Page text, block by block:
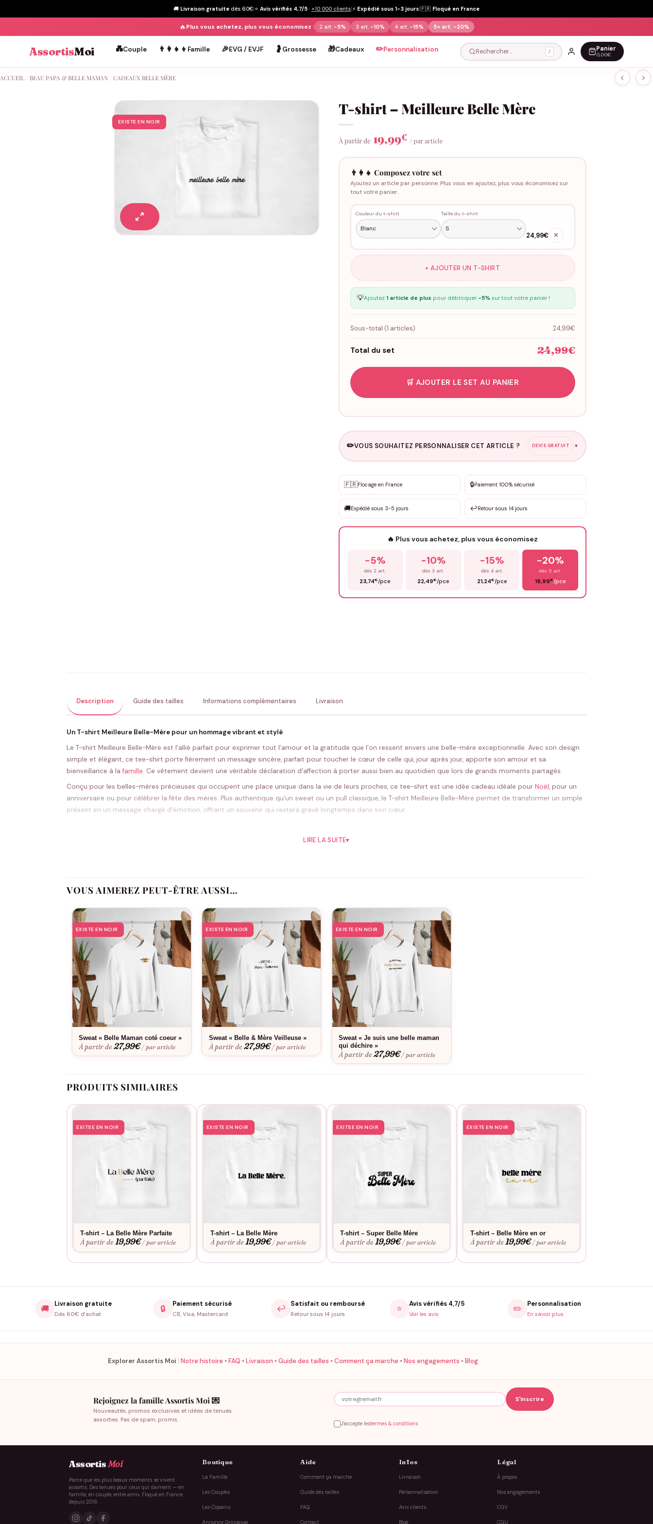
🚚 Livraison gratuite dès 60€|⭐ Avis vérifiés 4,7/5 · +10 000 clients|⚡ Expédié sous 1-3 jours|🇫🇷 Floqué en France
🔥Plus vous achetez, plus vous économisez : 2 art. -5% 3 art. -10% 4 art. -15% 5+ art. -20%
AssortisMoi 💑Couple 👨‍👩‍👧‍👦 Famille 🎉EVG / EVJF 🤰 Grossesse 🎁Cadeaux ✏️Personnalisation Rechercher… / Panier
0,00€
ACCUEIL BEAU PAPA & BELLE MAMAN CADEAUX BELLE MÈRE
EXISTE EN NOIR
T-shirt – Meilleure Belle Mère
À partir de 19,99€ / par article
👨‍👩‍👧 Composez votre set
Ajoutez un article par personne. Plus vous en ajoutez, plus vous économisez sur
tout votre panier.
Couleur du t-shirt Taille du t-shirt
24,99€ ✕
+ AJOUTER UN T-SHIRT
💡Ajoutez 1 article de plus pour débloquer -5%sur tout votre panier !
Sous-total (1 articles) 24,99€
Total du set 24,99€
🛒 AJOUTER LE SET AU PANIER
✏️VOUS SOUHAITEZ PERSONNALISER CET ARTICLE ? DEVIS GRATUIT ▼
✨ Personnalisation sur mesure
DEVIS GRATUIT · Personnalisation de 3 à 10€ selon la demande
Que souhaitez-vous ?
🇫🇷Flocage en France 🔒Paiement 100% sécurisé
🚚Expédié sous 3-5 jours ↩️Retour sous 14 jours
🔥 Plus vous achetez, plus vous économisez
-5%
dès 2 art.
23,74€/pce
-10%
dès 3 art.
22,49€/pce
-15%
dès 4 art.
21,24€/pce
-20%
dès 5 art.
19,99€/pce
Description Guide des tailles Informations complémentaires Livraison
Un T-shirt Meilleure Belle-Mère pour un hommage vibrant et stylé
Le T-shirt Meilleure Belle-Mère est l’allié parfait pour exprimer tout l’amour et la gratitude que l’on ressent envers une belle-mère exceptionnelle. Avec son design
simple et élégant, ce tee-shirt porte fièrement un message sincère, parfait pour toucher le cœur de celle qui, jour après jour, apporte son amour et sa
bienveillance à lafamille. Ce vêtement devient une véritable déclaration d’affection à porter aussi bien au quotidien que lors de grands moments partagés.
Conçu pour les belles-mères précieuses qui occupent une place unique dans la vie de leurs proches, ce tee-shirt est une idée cadeau idéale pour Noël, pour un
anniversaire ou pour célébrer la fête des mères. Plus authentique qu’un sweat ou un pull classique, le T-shirt Meilleure Belle-Mère permet de transformer un simple
présent en un message chargé d’émotion, offrant un souvenir qui restera gravé longtemps dans son cœur.
sweats et t-shirts familiaux permettra de composer un coffret unique, parfait pour souligner l’importance de cette relation particulière et renforcer la complicité
profondément émouvant, à l’image du lien unique que vous partagez.
LIRE LA SUITE▾
VOUS AIMEREZ PEUT-ÊTRE AUSSI…
EXISTE EN NOIR
Sweat « Belle Maman coté coeur »
À partir de27,99€ / par article
EXISTE EN NOIR
Sweat « Belle & Mère Veilleuse »
À partir de27,99€ / par article
EXISTE EN NOIR
Sweat « Je suis une belle maman
qui déchire »
À partir de27,99€ / par article
PRODUITS SIMILAIRES
EXITSE EN NOIR
T-shirt – La Belle Mère Parfaite
À partir de19,99€ / par article
EXISTE EN NOIR
T-shirt – La Belle Mère
À partir de19,99€ / par article
EXITSE EN NOIR
T-shirt – Super Belle Mère
À partir de19,99€ / par article
EXISTE EN NOIR
T-shirt – Belle Mère en or
À partir de19,99€ / par article
🚚 Livraison gratuite
Dès 60€ d'achat
🔒 Paiement sécurisé
CB, Visa, Mastercard
↩️ Satisfait ou remboursé
Retour sous 14 jours
⭐ Avis vérifiés 4,7/5
Voir les avis ✏️ Personnalisation
En savoir plus
Explorer Assortis Moi :Notre histoire • FAQ • Livraison • Guide des tailles • Comment ça marche • Nos engagements • Blog
Rejoignez la famille Assortis Moi 💌
Nouveautés, promos exclusives et idées de tenues
assorties. Pas de spam, promis.
J'accepte lestermes & conditions
AssortisMoi
Parce que les plus beaux moments se vivent
assortis. Des tenues pour ceux qui s'aiment — en
famille, en couple, entre amis. Floqué en France
depuis 2018.
Boutique
La Famille
Les Couples
Les Copains
Annonce Grossesse
Aide
Comment ça marche
Guide des tailles
FAQ
Contact
Infos
Livraison
Personnalisation
Avis clients
Blog
Légal
À propos
Nos engagements
CGV
CGU